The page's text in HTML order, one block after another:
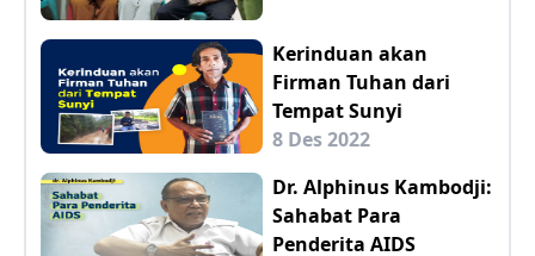
Kerinduan akan
Firman Tuhan dari
Tempat Sunyi
8 Des 2022
Dr. Alphinus Kambodji:
Sahabat Para
Penderita AIDS